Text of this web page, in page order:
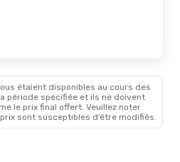
étaient disponibles au cours des
période spécifiée et ils ne doivent
le prix final offert. Veuillez noter
sont susceptibles d’être modifiés.